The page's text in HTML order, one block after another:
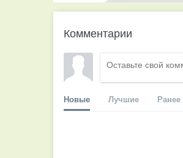
Комментарии
Новые Лучшие Ранее